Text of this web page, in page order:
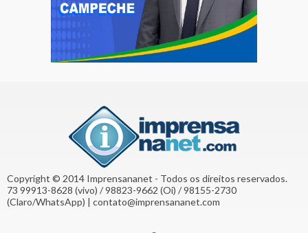
Copyright © 2014 Imprensananet - Todos os direitos reservados.
73 99913-8628 (vivo) / 98823-9662 (Oi) / 98155-2730
(Claro/WhatsApp) | contato@imprensananet.com